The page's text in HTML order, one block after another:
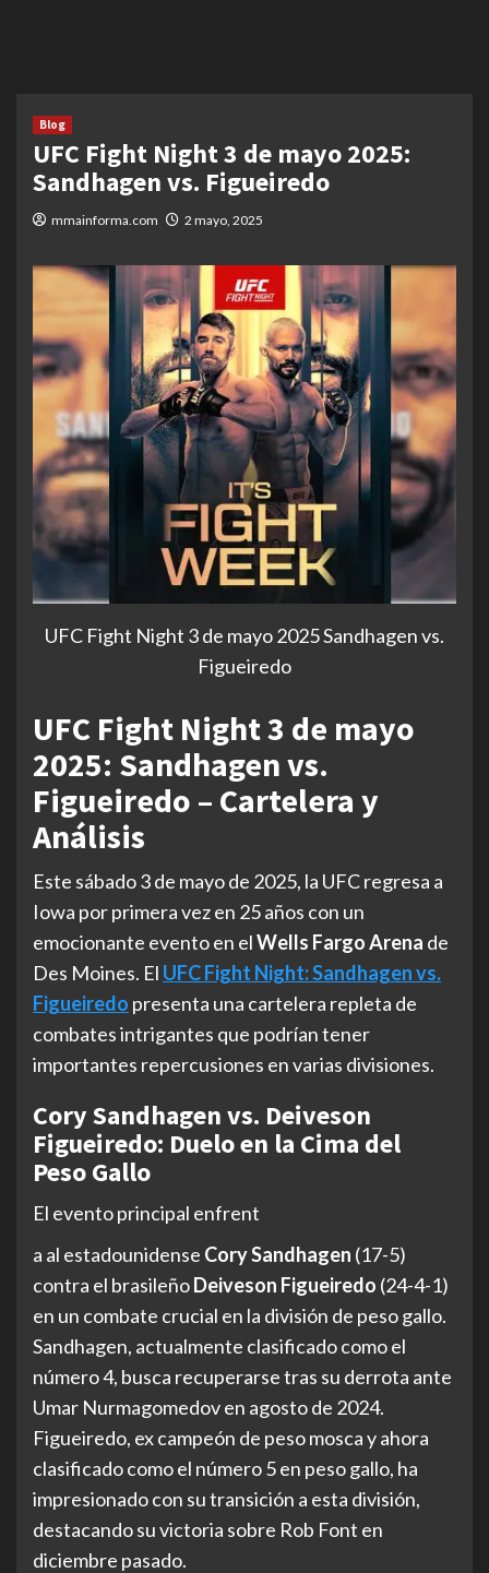
Blog
UFC Fight Night 3 de mayo 2025:
Sandhagen vs. Figueiredo
mmainforma.com 2 mayo, 2025
UFC Fight Night 3 de mayo 2025 Sandhagen vs.
Figueiredo
UFC Fight Night 3 de mayo
2025: Sandhagen vs.
Figueiredo – Cartelera y
Análisis
Este sábado 3 de mayo de 2025, la UFC regresa a
Iowa por primera vez en 25 años con un
emocionante evento en elWells Fargo Arena de
Des Moines. El UFC Fight Night: Sandhagen vs.
Figueiredo presenta una cartelera repleta de
combates intrigantes que podrían tener
importantes repercusiones en varias divisiones.
Cory Sandhagen vs. Deiveson
Figueiredo: Duelo en la Cima del
Peso Gallo
El evento principal enfrent
a al estadounidense Cory Sandhagen (17-5)
contra el brasileñoDeiveson Figueiredo (24-4-1)
en un combate crucial en la división de peso gallo.
Sandhagen, actualmente clasificado como el
número 4, busca recuperarse tras su derrota ante
Umar Nurmagomedov en agosto de 2024.
Figueiredo, ex campeón de peso mosca y ahora
clasificado como el número 5 en peso gallo, ha
impresionado con su transición a esta división,
destacando su victoria sobre Rob Font en
diciembre pasado.